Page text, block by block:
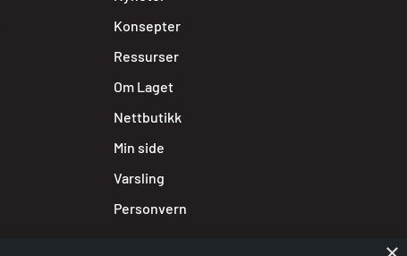
Konsepter
Ressurser
Om Laget
Nettbutikk
Min side
Varsling
Personvern